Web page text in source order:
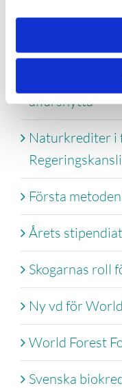
Finsk expert
Projekt vill
affärsnytta
Naturkrediter i
Första
Årets
Skogarnas roll
Ny vd för
World Forest
Svenska